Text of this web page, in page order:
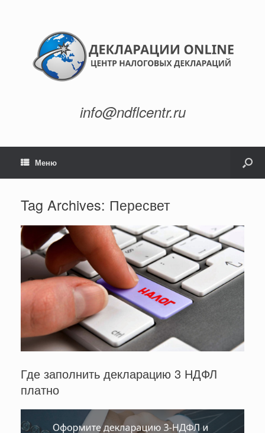
info@ndflcentr.ru
Меню
Tag Archives: Пересвет
Где заполнить декларацию 3 НДФЛ
платно